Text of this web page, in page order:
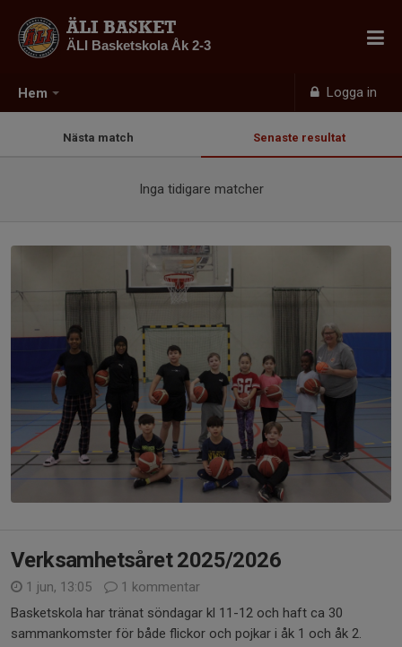
Hem Logga in
ÄLI BASKET
ÄLI Basketskola Åk 2-3
Nästa match Senaste resultat
Inga tidigare matcher
Verksamhetsåret 2025/2026
1 jun, 13:05
1 kommentar
Basketskola har tränat söndagar kl 11-12 och haft ca 30
sammankomster för både flickor och pojkar i åk 1 och åk 2.